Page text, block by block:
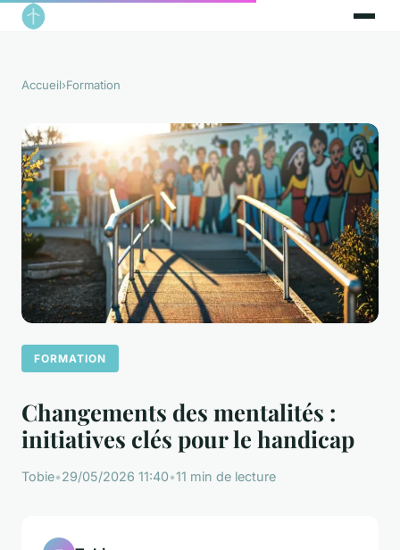
Accueil›Formation
FORMATION
Changements des mentalités :
initiatives clés pour le handicap
Tobie•29/05/2026 11:40•11 min de lecture